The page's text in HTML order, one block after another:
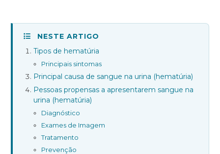
Biópsias
Agendamento
Resultados
Blog
Contato
Ouvidoria
SIGA-NOS
NESTE ARTIGO
Tipos de hematúria
Principais sintomas
Principal causa de sangue na urina (hematúria)
Pessoas propensas a apresentarem sangue na
urina (hematúria)
Diagnóstico
Exames de Imagem
Tratamento
Prevenção